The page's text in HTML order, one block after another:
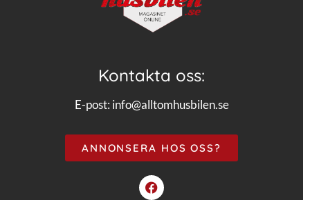
Kontakta oss:
E-post: info@alltomhusbilen.se
ANNONSERA HOS OSS?